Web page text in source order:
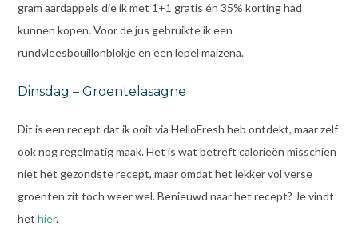
gram aardappels die ik met 1+1 gratis én 35% korting had
kunnen kopen. Voor de jus gebruikte ik een
rundvleesbouillonblokje en een lepel maizena.
Dinsdag – Groentelasagne
Dit is een recept dat ik ooit via HelloFresh heb ontdekt, maar zelf
ook nog regelmatig maak. Het is wat betreft calorieën misschien
niet het gezondste recept, maar omdat het lekker vol verse
groenten zit toch weer wel. Benieuwd naar het recept? Je vindt
het hier.